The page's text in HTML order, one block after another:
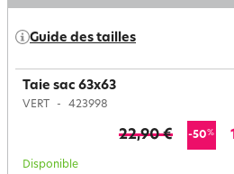
Guide des tailles
Taie sac 63x63
VERT 423998
22,90 € -50%
Disponible